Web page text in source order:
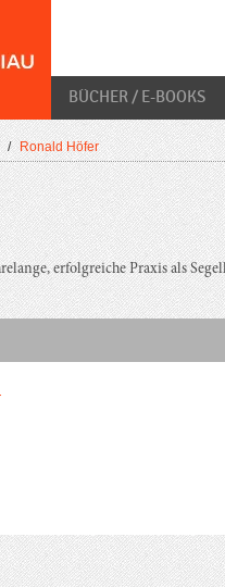
BÜCHER / E-BOOKS
/ Ronald Höfer
erfolgreiche Praxis als